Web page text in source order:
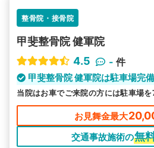
整骨院・接骨院
甲斐整骨院 健軍院
4.5
- 件
甲斐整骨院 健軍院は駐車場完
当院はお車でご来院の方には駐車場を
お見舞金最大
交通事故施術の無